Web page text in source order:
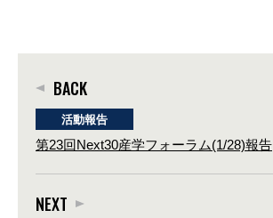
BACK
活動報告
第23回Next30産学フォーラム(1/28)報告
NEXT